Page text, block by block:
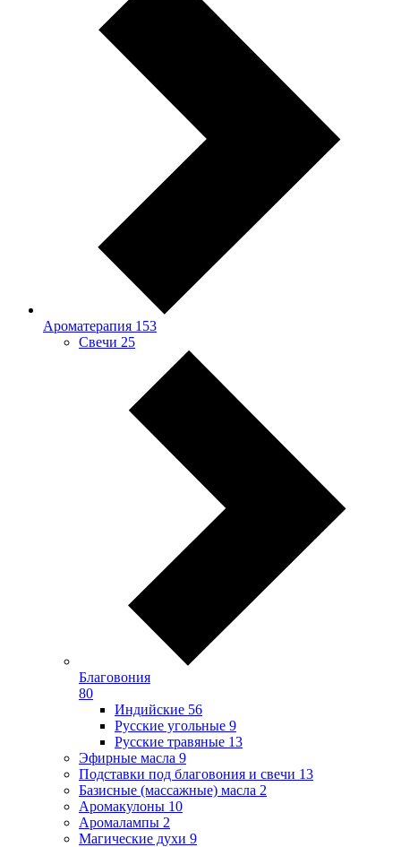
Ароматерапия 153
Свечи 25
Благовония
80
Индийские 56
Русские угольные 9
Русские травяные 13
Эфирные масла 9
Подставки под благовония и свечи 13
Базисные (массажные) масла 2
Аромакулоны 10
Аромалампы 2
Магические духи 9